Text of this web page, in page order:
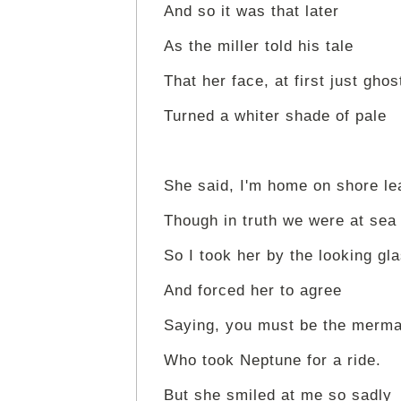
And so it was that later
As the miller told his tale
That her face, at first just
Turned a whiter shade of pale
She said, I'm home on shore
Though in truth we were at sea
So I took her by the looking
And forced her to agree
Saying, you must be the
Who took Neptune for a ride.
But she smiled at me so sadly